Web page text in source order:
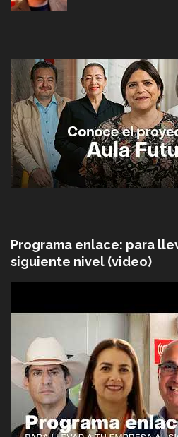
Programa enlace: para
siguiente nivel (video)